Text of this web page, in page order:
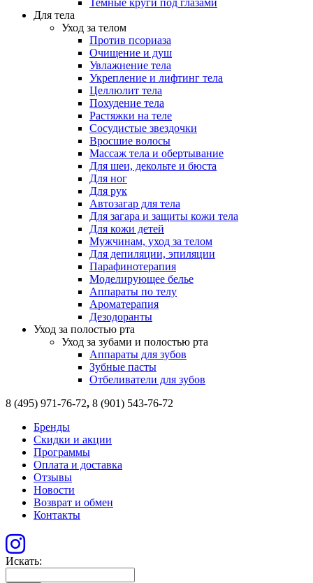
Темные круги под глазами
Для тела
Уход за телом
Против псориаза
Очищение и душ
Увлажнение тела
Укрепление и лифтинг тела
Целлюлит тела
Похудение тела
Растяжки на теле
Сосудистые звездочки
Вросшие волосы
Массаж тела и обертывание
Для шеи, декольте и бюста
Для ног
Для рук
Автозагар для тела
Для загара и защиты кожи тела
Для кожи детей
Мужчинам, уход за телом
Для депиляции, эпиляции
Парафинотерапия
Моделирующее белье
Аппараты по телу
Ароматерапия
Дезодоранты
Уход за полостью рта
Уход за зубами и полостью рта
Аппараты для зубов
Зубные пасты
Отбеливатели для зубов
8 (495) 971-76-72, 8 (901) 543-76-72
Бренды
Скидки и акции
Программы
Оплата и доставка
Отзывы
Новости
Возврат и обмен
Контакты
Искать: